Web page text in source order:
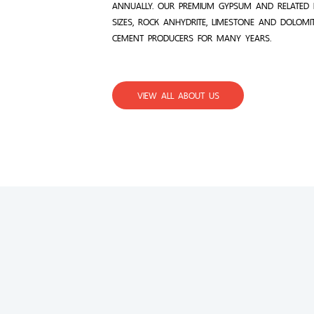
ANNUALLY. OUR PREMIUM GYPSUM AND
SIZES, ROCK ANHYDRITE, LIMESTONE AND
CEMENT PRODUCERS FOR MANY YEARS.
VIEW ALL ABOUT US